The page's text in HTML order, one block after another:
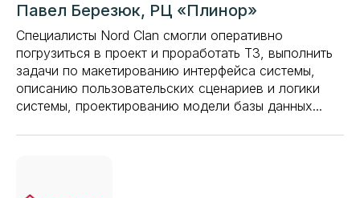
Павел Березюк, РЦ «Плинор»
Специалисты Nord Clan смогли оперативно
погрузиться в проект и проработать ТЗ, выполнить
задачи по макетированию интерфейса системы,
описанию пользовательских сценариев и логики
системы, проектированию модели базы данных...